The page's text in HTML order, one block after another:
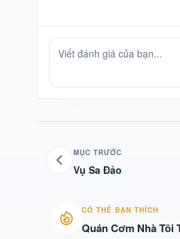
MỤC TRƯỚC
Vụ Sa Đảo
CÓ THỂ BẠN THÍCH
Quán Cơm Nhà Tôi